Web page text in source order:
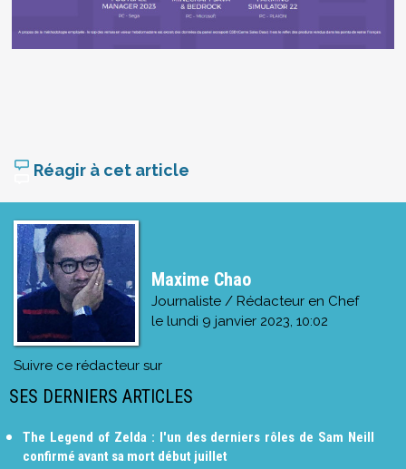
Réagir à cet article
Maxime Chao
Journaliste / Rédacteur en Chef
le lundi 9 janvier 2023, 10:02
Suivre ce rédacteur sur
SES DERNIERS ARTICLES
The Legend of Zelda : l'un des derniers rôles de Sam Neill
confirmé avant sa mort début juillet